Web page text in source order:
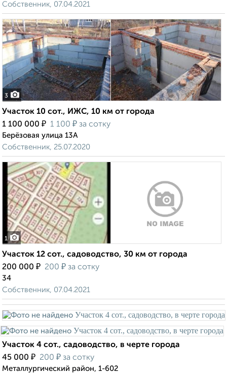
Собственник, 07.04.2021
3
Участок 10 сот., ИЖС, 10 км от города
1 100 000 ₽ 1 100 ₽ за сотку
Берёзовая улица 13А
Собственник, 25.07.2020
1
Участок 12 сот., садоводство, 30 км от города
200 000 ₽ 200 ₽ за сотку
34
Собственник, 07.04.2021
Участок 4 сот., садоводство, в черте города
45 000 ₽ 200 ₽ за сотку
Металлургический район, 1-602